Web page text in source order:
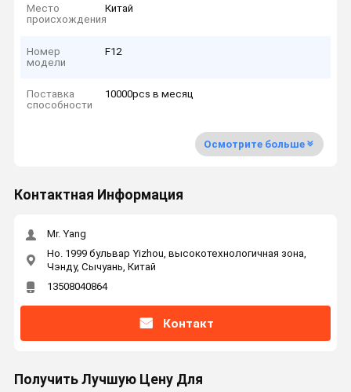
Место
происхождения
Китай
Номер
модели
F12
Поставка
способности
10000pcs в месяц
Осмотрите больше
Контактная Информация
Mr. Yang
Но. 1999 бульвар Yizhou, высокотехнологичная зона,
Чэнду, Сычуань, Китай
13508040864
Контакт
Получить Лучшую Цену Для